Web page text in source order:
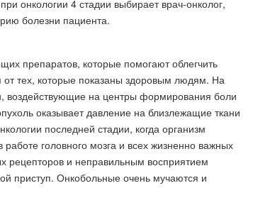
онкологии 4 стадии выбирает врач-онколог,
болезни пациента.
препаратов, которые помогают облегчить
тех, которые показаны здоровым людям. На
воздействующие на центры формирования боли
оказывает давление на близлежащие ткани
последней стадии, когда организм
головного мозга и всех жизненно важных
рецепторов и неправильным восприятием
приступ. Онкобольные очень мучаются и